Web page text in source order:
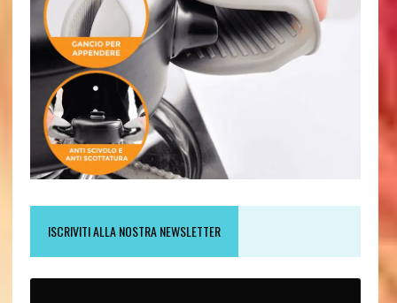
ISCRIVITI ALLA NOSTRA NEWSLETTER